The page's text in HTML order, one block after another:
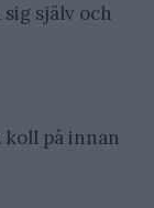
själv och
på innan